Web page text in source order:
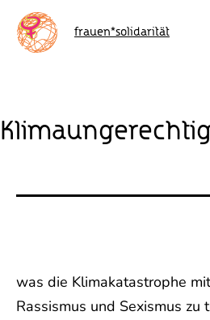
Skip
content
frauen*solidarität
was die Klimakatastrophe
Rassismus und Sexismus zu